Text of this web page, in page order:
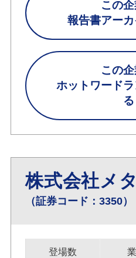
この
報告書アー
この
ホットワード
る
株式会社メ
（証券コード：3350）
登場数